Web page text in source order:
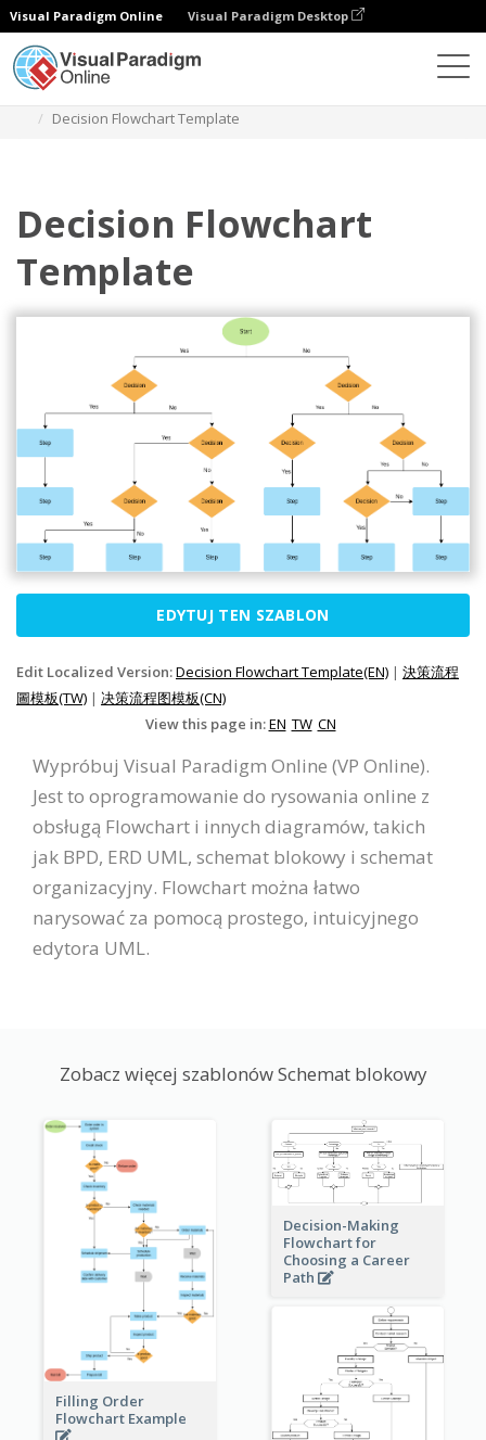
Visual Paradigm Online Visual Paradigm Desktop
Decision Flowchart Template
Decision Flowchart
Template
EDYTUJ TEN SZABLON
Edit Localized Version:Decision Flowchart Template(EN) | 決策流程
圖模板(TW) | 决策流程图模板(CN)
View this page in:EN TW CN
Wypróbuj Visual Paradigm Online (VP Online).
Jest to oprogramowanie do rysowania online z
obsługą Flowchart i innych diagramów, takich
jak BPD, ERD UML, schemat blokowy i schemat
organizacyjny. Flowchart można łatwo
narysować za pomocą prostego, intuicyjnego
edytora UML.
Zobacz więcej szablonów Schemat blokowy
Filling Order
Flowchart Example
Decision-Making
Flowchart for
Choosing a Career
Path